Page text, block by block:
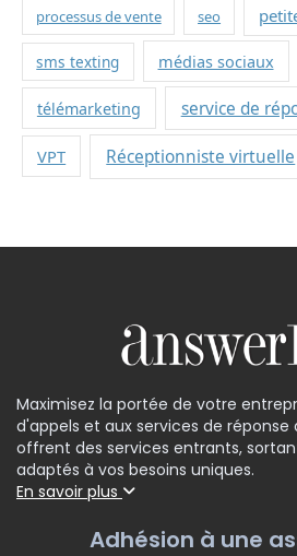
processus de vente seo
sms texting médias sociaux
télémarketing service de
VPT Réceptionniste virtuelle
Maximisez la portée de votre
d'appels et aux services de réponse
offrent des services entrants,
adaptés à vos besoins uniques.
En savoir plus
Adhésion à une